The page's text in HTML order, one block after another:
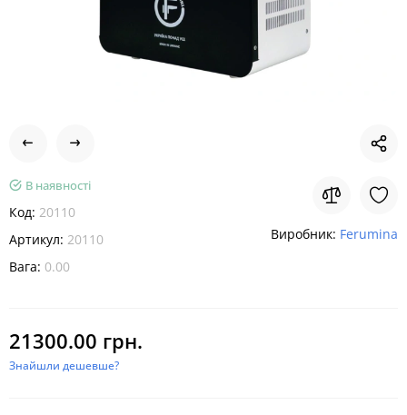
В наявності
Код: 20110
Артикул: 20110
Вага: 0.00
Виробник: Ferumina
21300.00 грн.
Знайшли дешевше?